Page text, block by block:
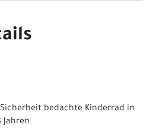
bedachte Kinderrad in
Jahren.